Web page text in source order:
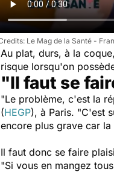
Le Mag de la Santé -
Au plat, durs, à la
risque lorsqu'on
"Il faut se
"Le problème, c'est la
(HEGP), à Paris. "C'est
encore plus grave car
Il faut donc se faire
"Si vous en mangez